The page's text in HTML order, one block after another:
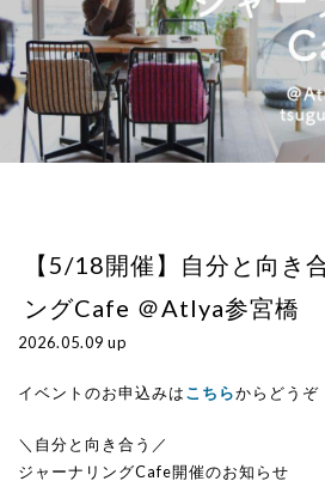
【5/18開催】自分と向き
ングCafe ＠Atlya参宮橋
2026.05.09 up
イベントのお申込みはこちらからどうぞ
＼自分と向き合う／
ジャーナリングCafe開催のお知らせ